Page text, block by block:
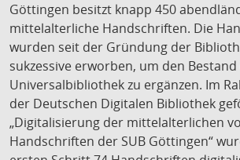
Göttingen besitzt knapp 450
mittelalterliche Handschriften. Die
wurden seit der Gründung der
sukzessive erworben, um den
Universalbibliothek zu ergänzen. Im
der Deutschen Digitalen Bibliothek
„Digitalisierung der mittelalterlichen
Handschriften der SUB Göttingen“